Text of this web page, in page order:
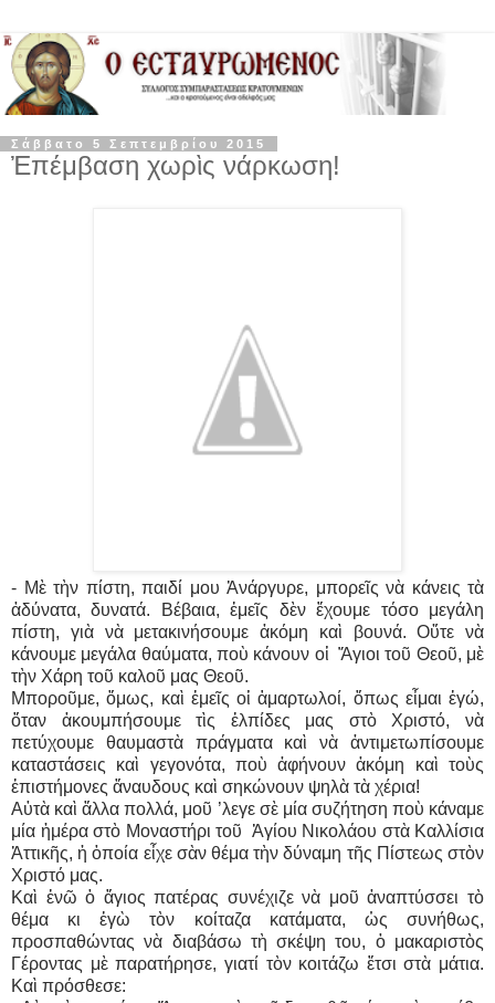
Σάββατο 5 Σεπτεμβρίου 2015
Ἐπέμβαση χωρὶς νάρκωση!
- Μὲ τὴν πίστη, παιδί μου Ἀνάργυρε, μπορεῖς νὰ κάνεις τὰ
ἀδύνατα, δυνατά. Βέβαια, ἐμεῖς δὲν ἔχουμε τόσο μεγάλη
πίστη, γιὰ νὰ μετακινήσουμε ἀκόμη καὶ βουνά. Οὔτε νὰ
κάνουμε μεγάλα θαύματα, ποὺ κάνουν οἱ Ἅγιοι τοῦ Θεοῦ, μὲ
τὴν Χάρη τοῦ καλοῦ μας Θεοῦ.
Μποροῦμε, ὅμως, καὶ ἐμεῖς οἱ ἁμαρτωλοί, ὅπως εἶμαι ἐγώ,
ὅταν ἀκουμπήσουμε τὶς ἐλπίδες μας στὸ Χριστό, νὰ
πετύχουμε θαυμαστὰ πράγματα καὶ νὰ ἀντιμετωπίσουμε
καταστάσεις καὶ γεγονότα, ποὺ ἀφήνουν ἀκόμη καὶ τοὺς
ἐπιστήμονες ἄναυδους καὶ σηκώνουν ψηλὰ τὰ χέρια!
Αὐτὰ καὶ ἄλλα πολλά, μοῦ ’λεγε σὲ μία συζήτηση ποὺ κάναμε
μία ἡμέρα στὸ Μοναστήρι τοῦ Ἁγίου Νικολάου στὰ Καλλίσια
Ἀττικῆς, ἡ ὁποία εἶχε σὰν θέμα τὴν δύναμη τῆς Πίστεως στὸν
Χριστό μας.
Καὶ ἐνῶ ὁ ἅγιος πατέρας συνέχιζε νὰ μοῦ ἀναπτύσσει τὸ
θέμα κι ἐγὼ τὸν κοίταζα κατάματα, ὡς συνήθως,
προσπαθώντας νὰ διαβάσω τὴ σκέψη του, ὁ μακαριστὸς
Γέροντας μὲ παρατήρησε, γιατί τὸν κοιτάζω ἔτσι στὰ μάτια.
Καὶ πρόσθεσε: